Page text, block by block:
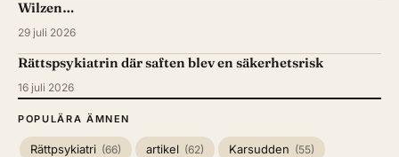
Wilzen…
29 juli 2026
Rättspsykiatrin där saften blev en säkerhetsrisk
16 juli 2026
POPULÄRA ÄMNEN
Rättpsykiatri (66) artikel (62) Karsudden (55)